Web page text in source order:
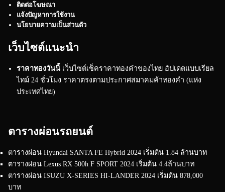
ติดต่อโฆษณา
แจ้งปัญหาการใช้งาน
นโยบายความเป็นส่วนตัว
เว็บไซต์แนะนำ
ราคาทองวันนี้ เว็บไซต์เช็คราคาทองคำของไทย อัปเดตแบบเรียล
ไทม์ 24 ชั่วโมง ราคาตรงตามประกาศสมาคมค้าทองคำ (แห่ง
ประเทศไทย)
ตารางผ่อนรถยนต์
ตารางผ่อน Hyundai SANTA FE Hybrid 2024 เริ่มต้น 1.84 ล้านบาท
ตารางผ่อน Lexus RX 500h F SPORT 2024 เริ่มต้น 4.4ล้านบาท
ตารางผ่อน ISUZU X-SERIES HI-LANDER 2024 เริ่มต้น 878,000
บาท